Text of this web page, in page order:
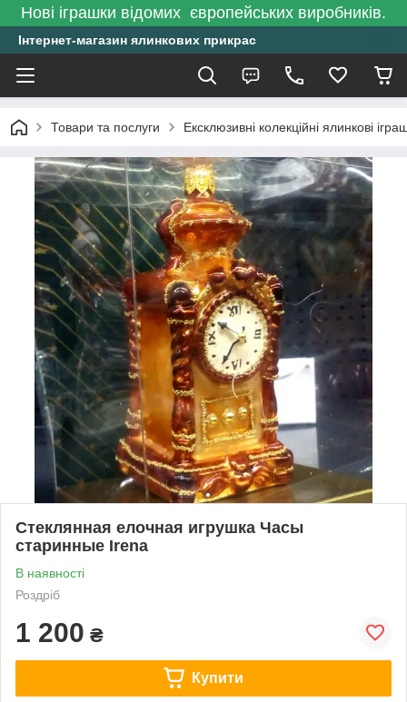
Нові іграшки відомих європейських виробників.
Інтернет-магазин ялинкових прикрас
Товари та послуги Ексклюзивні колекційні ялинкові
Стеклянная елочная игрушка Часы
старинные Irena
В наявності
Роздріб
1 200 ₴
Купити